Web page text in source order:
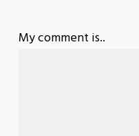
My comment is..